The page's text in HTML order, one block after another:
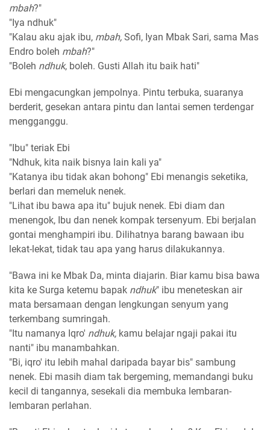
mbah?"
"Iya ndhuk"
"Kalau aku ajak ibu, mbah, Sofi, Iyan Mbak Sari, sama Mas
Endro boleh mbah?"
"Boleh ndhuk, boleh. Gusti Allah itu baik hati"
Ebi mengacungkan jempolnya. Pintu terbuka, suaranya
berderit, gesekan antara pintu dan lantai semen terdengar
mengganggu.
"Ibu" teriak Ebi
"Ndhuk, kita naik bisnya lain kali ya"
"Katanya ibu tidak akan bohong" Ebi menangis seketika,
berlari dan memeluk nenek.
"Lihat ibu bawa apa itu" bujuk nenek. Ebi diam dan
menengok, Ibu dan nenek kompak tersenyum. Ebi berjalan
gontai menghampiri ibu. Dilihatnya barang bawaan ibu
lekat-lekat, tidak tau apa yang harus dilakukannya.
"Bawa ini ke Mbak Da, minta diajarin. Biar kamu bisa bawa
kita ke Surga ketemu bapak ndhuk" ibu meneteskan air
mata bersamaan dengan lengkungan senyum yang
terkembang sumringah.
"Itu namanya Iqro' ndhuk, kamu belajar ngaji pakai itu
nanti" ibu manambahkan.
"Bi, iqro' itu lebih mahal daripada bayar bis" sambung
nenek. Ebi masih diam tak bergeming, memandangi buku
kecil di tangannya, sesekali dia membuka lembaran-
lembaran perlahan.